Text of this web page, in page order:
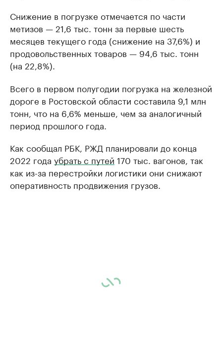
Снижение в погрузке отмечается по части
метизов — 21,6 тыс. тонн за первые шесть
месяцев текущего года (снижение на 37,6%) и
продовольственных товаров — 94,6 тыс. тонн
(на 22,8%).
Всего в первом полугодии погрузка на железной
дороге в Ростовской области составила 9,1 млн
тонн, что на 6,6% меньше, чем за аналогичный
период прошлого года.
Как сообщал РБК, РЖД планировали до конца
2022 года убрать с путей 170 тыс. вагонов, так
как из-за перестройки логистики они снижают
оперативность продвижения грузов.